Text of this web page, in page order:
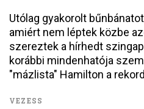
Utólag gyakorolt
amiért nem léptek közbe
szereztek a hírhedt
korábbi mindenhatója
"mázlista" Hamilton a
VEZESS